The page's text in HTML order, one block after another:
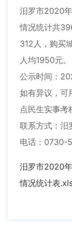
汨罗市2020
情况统计共
312人，购买
人均1950元。
公示时间：
如有异议，可
点民生实事考
联系方式：汨
电话：0730-
汨罗市2020
情况统计表